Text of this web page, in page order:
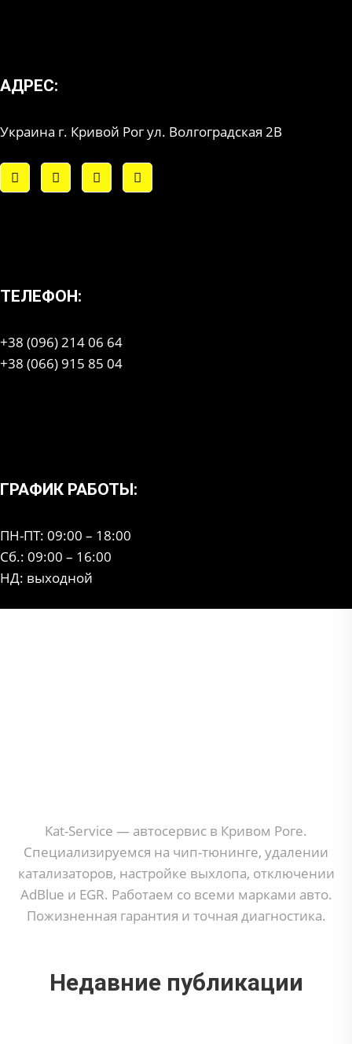
АДРЕС:
Украина г. Кривой Рог ул. Волгоградская 2В
ТЕЛЕФОН:
+38 (096) 214 06 64
+38 (066) 915 85 04
ГРАФИК РАБОТЫ:
ПН-ПТ: 09:00 – 18:00
Сб.: 09:00 – 16:00
НД: выходной
Kat-Service — автосервис в Кривом Роге.
Специализируемся на чип-тюнинге, удалении
катализаторов, настройке выхлопа, отключении
AdBlue и EGR. Работаем со всеми марками авто.
Пожизненная гарантия и точная диагностика.
Недавние публикации